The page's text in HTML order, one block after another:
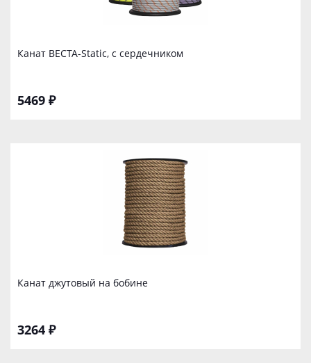
Канат ВЕСТА-Static, с сердечником
5469 ₽
Канат джутовый на бобине
3264 ₽